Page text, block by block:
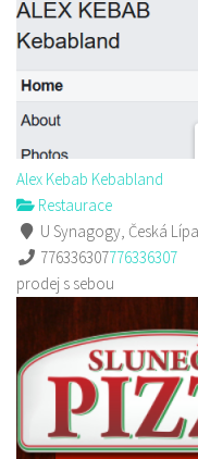
Alex Kebab Kebabland
Restaurace
U Synagogy, Česká
776336307776336307
prodej s sebou